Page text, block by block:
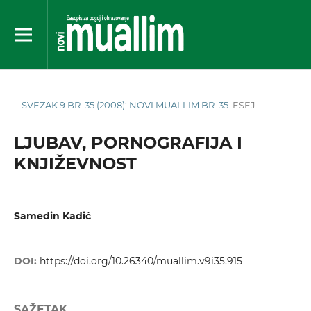
SVEZAK 9 BR. 35 (2008): NOVI MUALLIM BR. 35 ESEJ
LJUBAV, PORNOGRAFIJA I
KNJIŽEVNOST
Samedin Kadić
DOI: https://doi.org/10.26340/muallim.v9i35.915